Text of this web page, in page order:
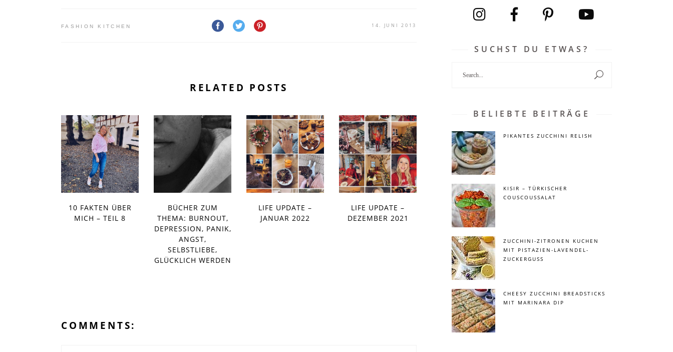
FASHION KITCHEN 14. JUNI 2013
RELATED POSTS
10 FAKTEN ÜBER
MICH – TEIL 8
BÜCHER ZUM
THEMA: BURNOUT,
DEPRESSION, PANIK,
ANGST,
SELBSTLIEBE,
GLÜCKLICH WERDEN
LIFE UPDATE –
JANUAR 2022
LIFE UPDATE –
DEZEMBER 2021
COMMENTS:
SUCHST DU ETWAS?
BELIEBTE BEITRÄGE
PIKANTES ZUCCHINI RELISH
KISIR – TÜRKISCHER
COUSCOUSSALAT
ZUCCHINI-ZITRONEN KUCHEN
MIT PISTAZIEN-LAVENDEL-
ZUCKERGUSS
CHEESY ZUCCHINI BREADSTICKS
MIT MARINARA DIP